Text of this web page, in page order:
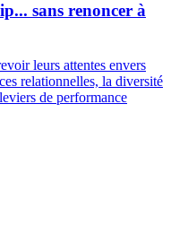
sans renoncer à
leurs attentes envers
relationnelles, la diversité
de performance